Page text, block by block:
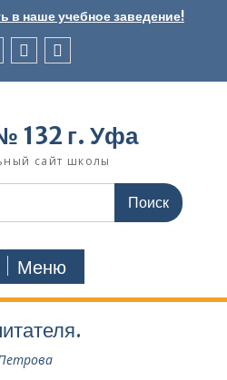
в наше учебное заведение!
132 г. Уфа
сайт школы
Меню